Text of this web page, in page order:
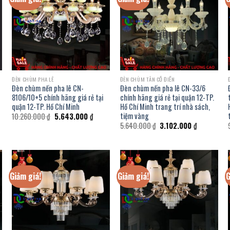
ĐÈN CHÙM PHA LÊ
Đèn chùm nến pha lê CN-
8106/10+5 chính hãng giá rẻ tại
quận 12-TP. Hồ Chí Minh
10.260.000₫ Giá
gốc
5.643.000₫Giá
hiện
ĐÈN CHÙM TÂN CỔ ĐIỂN
Đèn chùm nến pha lê CN-33/6
chính hãng giá rẻ tại quận 12-TP.
Hồ Chí Minh trang trí nhà sách,
tiệm vàng
5.640.000₫ Giá
gốc
3.102.000₫Giá
3.102.000
Giảm giá! Giảm giá!